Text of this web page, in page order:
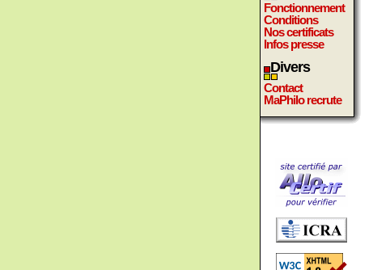
Fonctionnement
Conditions
Nos certificats
Infos presse
Divers
Contact
MaPhilo recrute